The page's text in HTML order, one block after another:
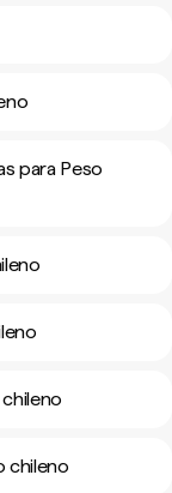
para Peso
chileno